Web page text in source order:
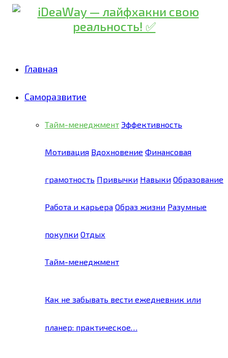
Главная
Саморазвитие
Тайм-менеджмент Эффективность
Мотивация Вдохновение Финансовая
грамотность Привычки Навыки Образование
Работа и карьера Образ жизни Разумные
покупки Отдых
Тайм-менеджмент
Как не забывать вести ежедневник или
планер: практическое…